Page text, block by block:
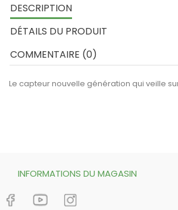
DESCRIPTION
DÉTAILS DU PRODUIT
COMMENTAIRE (0)
Le capteur nouvelle génération qui veille
INFORMATIONS DU MAGASIN